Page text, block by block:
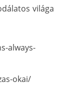
világa
always-
okai/